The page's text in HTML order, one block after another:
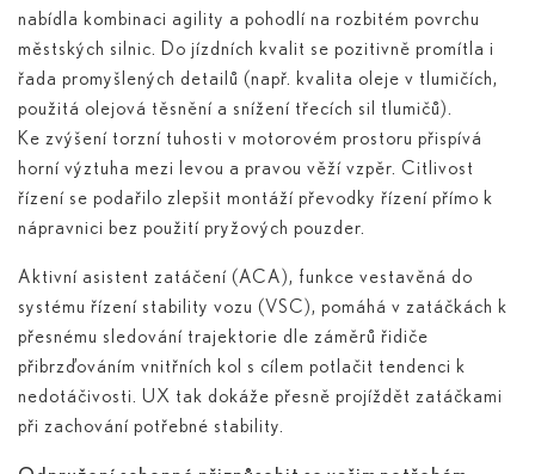
nabídla kombinaci agility a pohodlí na rozbitém povrchu
městských silnic. Do jízdních kvalit se pozitivně promítla i
řada promyšlených detailů (např. kvalita oleje v tlumičích,
použitá olejová těsnění a snížení třecích sil tlumičů).
Ke zvýšení torzní tuhosti v motorovém prostoru přispívá
horní výztuha mezi levou a pravou věží vzpěr. Citlivost
řízení se podařilo zlepšit montáží převodky řízení přímo k
nápravnici bez použití pryžových pouzder.
Aktivní asistent zatáčení (ACA), funkce vestavěná do
systému řízení stability vozu (VSC), pomáhá v zatáčkách k
přesnému sledování trajektorie dle záměrů řidiče
přibrzďováním vnitřních kol s cílem potlačit tendenci k
nedotáčivosti. UX tak dokáže přesně projíždět zatáčkami
při zachování potřebné stability.